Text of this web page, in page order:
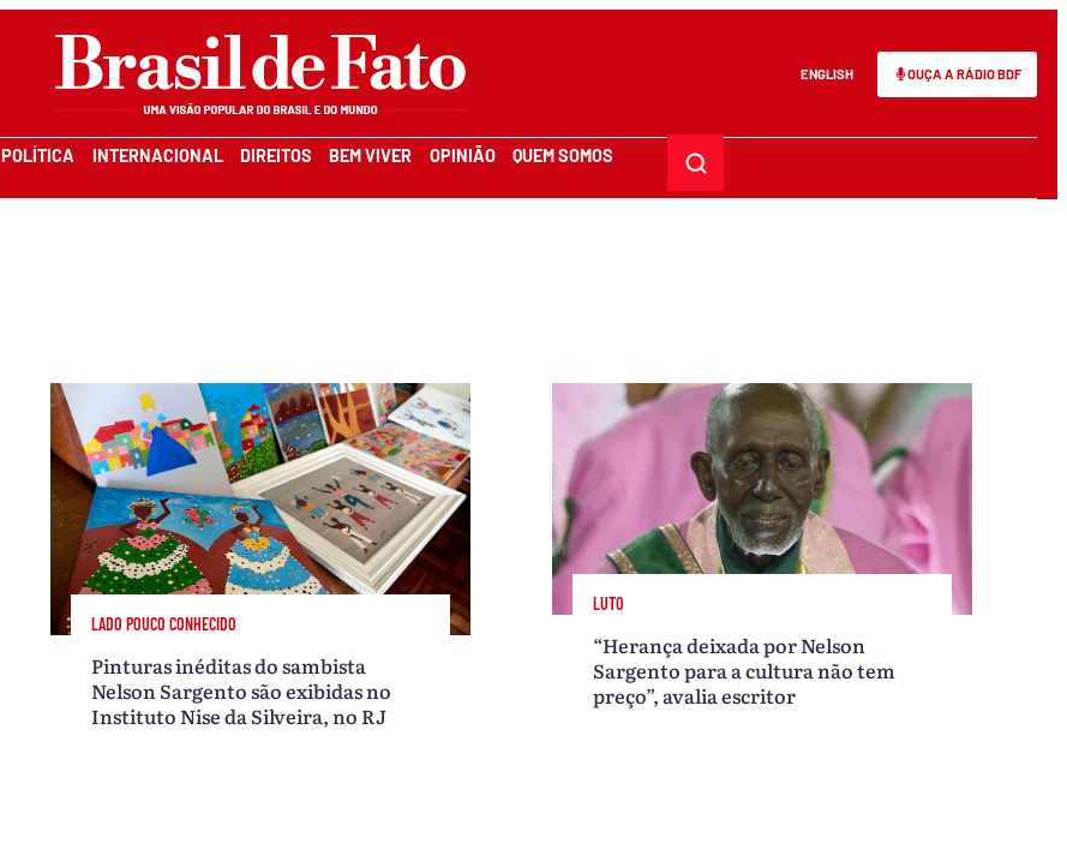
ENGLISH OUÇA A RÁDIO BDF
POLÍTICA INTERNACIONAL DIREITOS BEM VIVER OPINIÃO QUEM SOMOS
LADO POUCO CONHECIDO
Pinturas inéditas do sambista
Nelson Sargento são exibidas no
Instituto Nise da Silveira, no RJ
LUTO
“Herança deixada por Nelson
Sargento para a cultura não tem
preço”, avalia escritor